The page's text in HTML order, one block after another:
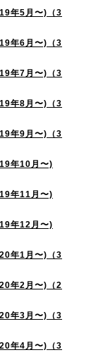
年5月〜)（3
年6月〜)（3
年7月〜)（3
年8月〜)（3
年9月〜)（3
年10月〜)
年11月〜)
年12月〜)
年1月〜)（3
年2月〜)（2
年3月〜)（3
年4月〜)（3